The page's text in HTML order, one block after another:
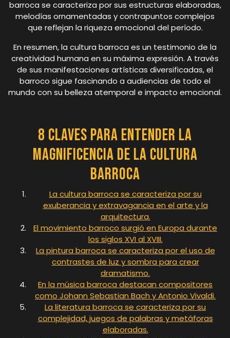
barroca se caracteriza por sus estructuras elaboradas,
melodías ornamentadas y contrapuntos complejos
que reflejan la riqueza emocional del período.
En resumen, la cultura barroca es un testimonio de la
creatividad humana en su máxima expresión. A través
de sus manifestaciones artísticas diversificadas, el
barroco sigue fascinando a audiencias de todo el
mundo con su belleza atemporal e impacto emocional.
8 Claves para Entender la
Magnificencia de la Cultura
Barroca
La cultura barroca se caracteriza por su
exuberancia y extravagancia en el arte y la
arquitectura.
El movimiento barroco surgió en Europa durante
los siglos XVI al XVIII.
La pintura barroca se caracteriza por el uso de
contrastes de luz y sombra para crear
dramatismo.
En la música barroca destacan compositores
como Johann Sebastian Bach y Antonio Vivaldi.
La literatura barroca se caracteriza por su
complejidad, juegos de palabras y metáforas
elaboradas.